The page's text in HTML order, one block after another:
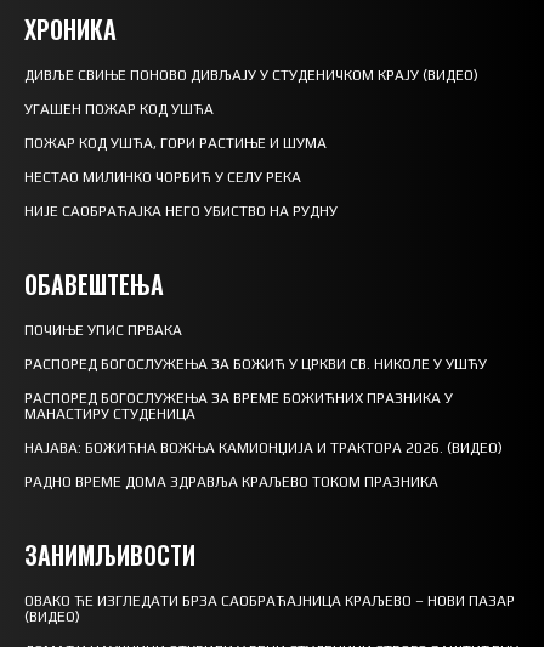
ХРОНИКА
ДИВЉЕ СВИЊЕ ПОНОВО ДИВЉАЈУ У СТУДЕНИЧКОМ КРАЈУ (ВИДЕО)
УГАШЕН ПОЖАР КОД УШЋА
ПОЖАР КОД УШЋА, ГОРИ РАСТИЊЕ И ШУМА
НЕСТАО МИЛИНКО ЧОРБИЋ У СЕЛУ РЕКА
НИЈЕ САОБРАЋАЈКА НЕГО УБИСТВО НА РУДНУ
ОБАВЕШТЕЊА
ПОЧИЊЕ УПИС ПРВАКА
РАСПОРЕД БОГОСЛУЖЕЊА ЗА БОЖИЋ У ЦРКВИ СВ. НИКОЛЕ У УШЋУ
РАСПОРЕД БОГОСЛУЖЕЊА ЗА ВРЕМЕ БОЖИЋНИХ ПРАЗНИКА У
МАНАСТИРУ СТУДЕНИЦА
НАЈАВА: БОЖИЋНА ВОЖЊА КАМИОНЏИЈА И ТРАКТОРА 2026. (ВИДЕО)
РАДНО ВРЕМЕ ДОМА ЗДРАВЉА КРАЉЕВО ТОКОМ ПРАЗНИКА
ЗАНИМЉИВОСТИ
ОВАКО ЋЕ ИЗГЛЕДАТИ БРЗА САОБРАЋАЈНИЦА КРАЉЕВО – НОВИ ПАЗАР
(ВИДЕО)